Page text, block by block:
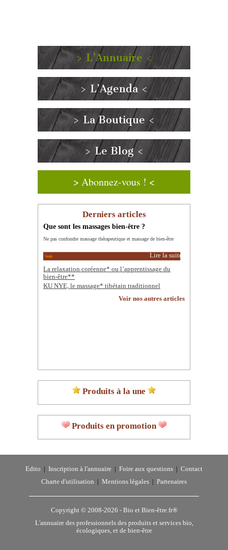
> L’Annuaire <
> L’Agenda <
> La Boutique <
> Le Blog <
> Abonnez-vous ! <
Derniers articles
Que sont les massages bien-être ?
Ne pas confondre massage thérapeutique et massage de bien-être
Lire la suite
La relaxation coréenne* ou l’apprentissage du
bien-être**
KU NYE, le massage* tibétain traditionnel
Voir nos autres articles
Produits à la une
Produits en promotion
Edito Inscription à l'annuaire Foire aux questions
Contact
Charte d'utilisation
Mentions légales Partenaires
Copyright © 2008-2026 - Bio et Bien-être.fr®
L'annuaire des professionnels des produits et services bio,
écologiques, et de bien-être